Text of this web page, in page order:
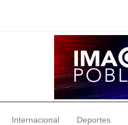
Internacional Deportes